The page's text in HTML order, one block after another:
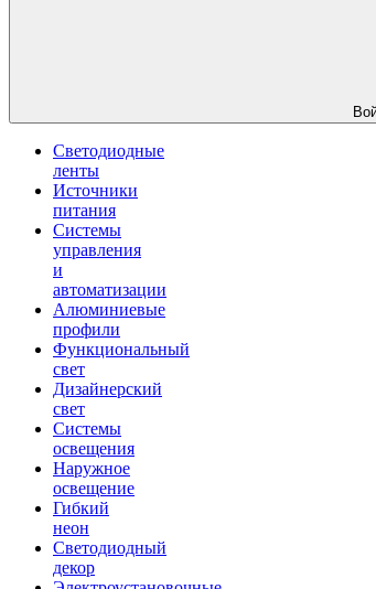
Светодиодные
ленты
Источники
питания
Системы
управления
и
автоматизации
Алюминиевые
профили
Функциональный
свет
Дизайнерский
свет
Системы
освещения
Наружное
освещение
Гибкий
неон
Светодиодный
декор